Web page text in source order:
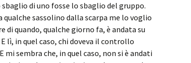
di uno fosse lo sbaglio del gruppo.
qualche sassolino dalla scarpa me lo voglio
quando, qualche giorno fa, è andata su
lì, in quel caso, chi doveva il controllo
mi sembra che, in quel caso, non si è andati